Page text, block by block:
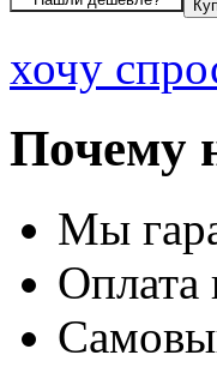
хочу
Почему
Мы
Оплата